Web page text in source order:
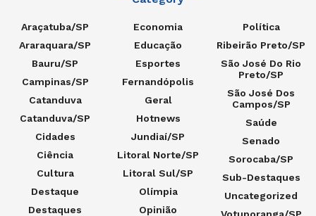
Araçatuba/SP
Araraquara/SP
Bauru/SP
Campinas/SP
Catanduva
Catanduva/SP
Cidades
Ciência
Cultura
Destaque
Destaques
Economia
Educação
Esportes
Fernandópolis
Geral
Hotnews
Jundiaí/SP
Litoral Norte/SP
Litoral Sul/SP
Olímpia
Opinião
Política
Ribeirão Preto/SP
São José Do Rio
Preto/SP
São José Dos
Campos/SP
Saúde
Senado
Sorocaba/SP
Sub-Destaques
Uncategorized